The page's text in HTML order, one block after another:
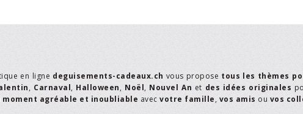
en ligne deguisements-cadeaux.ch vous propose tous les thèmes
, Carnaval, Halloween, Noël, Nouvel An et des idées originales
moment agréable et inoubliable avec votre famille, vos amis ou vos